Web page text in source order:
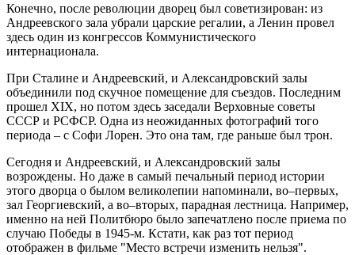
Конечно, после революции дворец был советизирован: из
Андреевского зала убрали царские регалии, а Ленин провел
здесь один из конгрессов Коммунистического
интернационала.
При Сталине и Андреевский, и Александровский залы
объединили под скучное помещение для съездов. Последним
прошел XIX, но потом здесь заседали Верховные советы
СССР и РСФСР. Одна из неожиданных фотографий того
периода – с Софи Лорен. Это она там, где раньше был трон.
Сегодня и Андреевский, и Александровский залы
возрождены. Но даже в самый печальный период истории
этого дворца о былом великолепии напоминали, во–первых,
зал Георгиевский, а во–вторых, парадная лестница. Например,
именно на ней Политбюро было запечатлено после приема по
случаю Победы в 1945-м. Кстати, как раз тот период
отображен в фильме "Место встречи изменить нельзя".